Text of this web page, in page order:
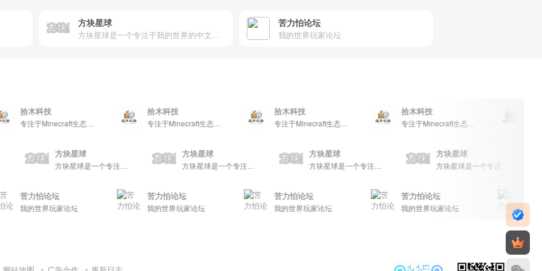
方块星球
方块星球是一个专注于我的世界的中文论坛，提供丰富的资源分享、玩家交流和创意展示，包括地图、皮肤、数据包等内容，打造Minecraft玩家的专属社区乐园！
苦力怕论坛
我的世界玩家论坛
木科技
专注于Minecraft生态建设
拾木科技
专注于Minecraft生态建设
拾木科技
专注于Minecraft生态建设
拾木科技
专注于Minecraft生态建设
拾木科技
方块星球 方块星球 方块星球 方块星球
力怕论坛
的世界玩家论坛
苦力怕论坛
我的世界玩家论坛
苦力怕论坛
我的世界玩家论坛
苦力怕论坛
我的世界玩家论坛
苦力怕论
我的世界